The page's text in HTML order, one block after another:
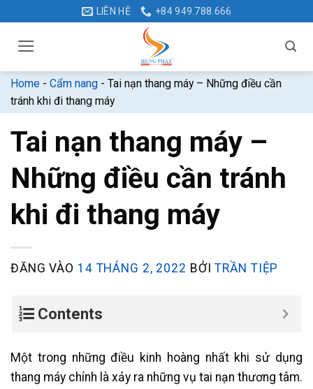
dung
LIÊN HỆ +84 949.788.666
Home - Cẩm nang - Tai nạn thang máy – Những điều cần
tránh khi đi thang máy
Tai nạn thang máy –
Những điều cần tránh
khi đi thang máy
ĐĂNG VÀO 14 THÁNG 2, 2022 BỞITRẦN TIỆP
Contents
Một trong những điều kinh hoàng nhất khi sử dụng
thang máy chính là xảy ra những vụ tai nạn thương tâm.